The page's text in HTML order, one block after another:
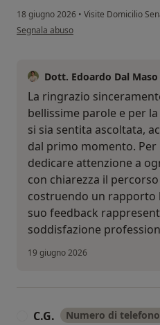
18 giugno 2026 • Visite Domicilio
secondo l'opinione dell'utente
Segnala abuso
Dott. Edoardo Dal Maso
La ringrazio
bellissime parole e per
si sia sentita ascoltata,
dal primo momento.
dedicare attenzione a
con chiarezza il
costruendo un rapporto
suo feedback
soddisfazione
19 giugno 2026
C.G. Numero di